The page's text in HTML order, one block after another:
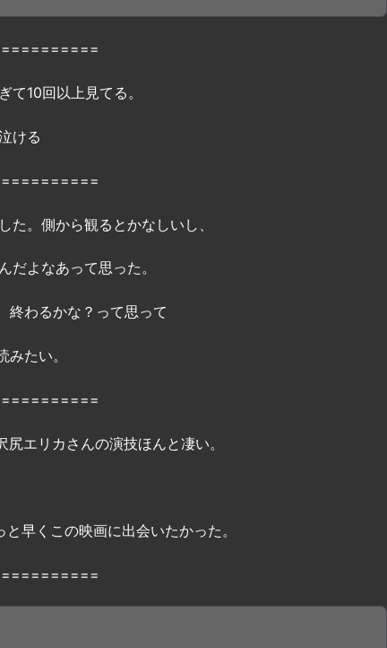
て10回以上見てる。
ける
。側から観るとかなしいし、
だよなあって思った。
終わるかな？って思って
たい。
エリカさんの演技ほんと凄い。
早くこの映画に出会いたかった。